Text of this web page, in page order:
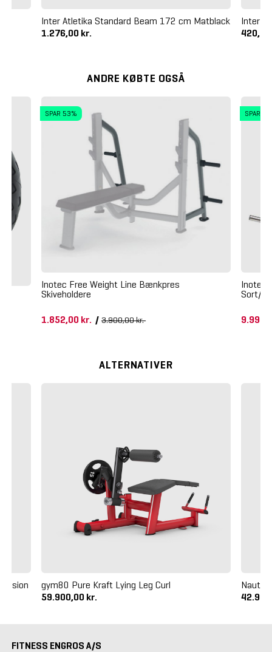
Inter Atletika Standard Beam 172 cm Matblack
1.276,00 kr.
Inter
ANDRE KØBTE OGSÅ
SPAR 53%
Inotec Free Weight Line Bænkpres
Skiveholdere
1.852,00 kr./ 3.900,00 kr.
SPAR
Inotec
Sort/
ALTERNATIVER
gym80 Pure Kraft Lying Leg Curl
59.900,00 kr.
FITNESS ENGROS A/S